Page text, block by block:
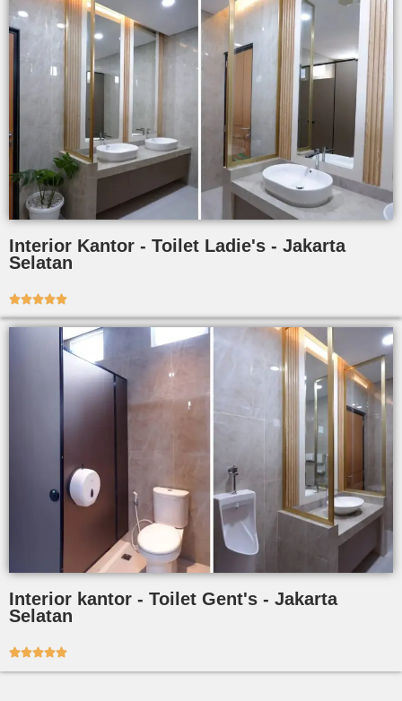
Interior Kantor - Toilet Ladie's - Jakarta
Selatan

Interior kantor - Toilet Gent's - Jakarta
Selatan
